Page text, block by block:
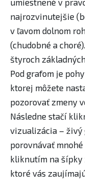
umiestnené v
najrozvinutejšie
v ľavom dolnom
(chudobné a
štyroch
Pod grafom je
ktorej môžete
pozorovať zmeny
Následne stačí
vizualizácia – živý
porovnávať
kliknutím na šípky
ktoré vás